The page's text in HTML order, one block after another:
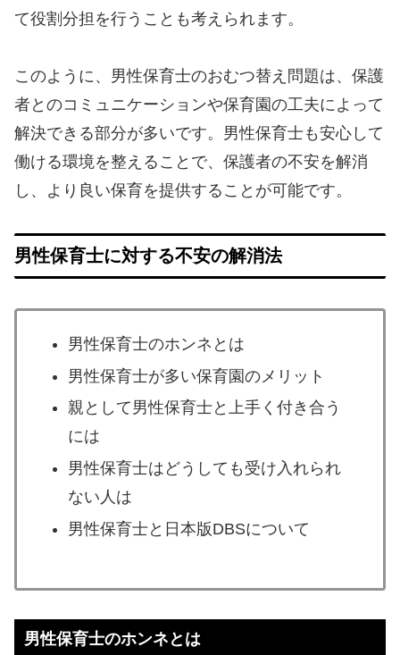
て役割分担を行うことも考えられます。
このように、男性保育士のおむつ替え問題は、保護
者とのコミュニケーションや保育園の工夫によって
解決できる部分が多いです。男性保育士も安心して
働ける環境を整えることで、保護者の不安を解消
し、より良い保育を提供することが可能です。
男性保育士に対する不安の解消法
男性保育士のホンネとは
男性保育士が多い保育園のメリット
親として男性保育士と上手く付き合う
には
男性保育士はどうしても受け入れられ
ない人は
男性保育士と日本版DBSについて
男性保育士のホンネとは